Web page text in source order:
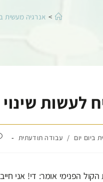
> אנרגיה מעשית
לעשות
ביום יום / עבודה תודעתית
הפנימי אומר: די! אני